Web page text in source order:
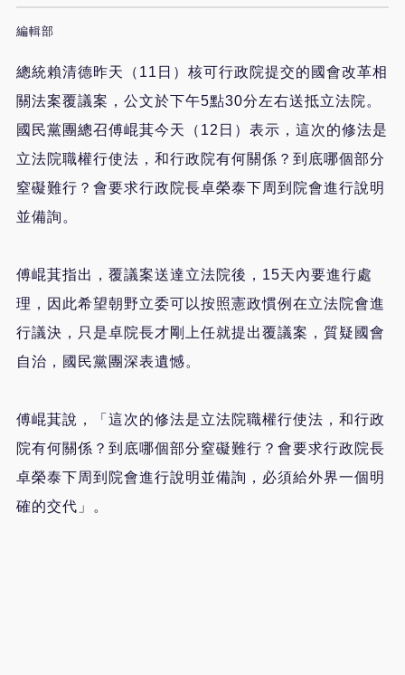
編輯部
總統賴清德昨天（11日）核可行政院提交的國會改革相
關法案覆議案，公文於下午5點30分左右送抵立法院。
國民黨團總召傅崐萁今天（12日）表示，這次的修法是
立法院職權行使法，和行政院有何關係？到底哪個部分
窒礙難行？會要求行政院長卓榮泰下周到院會進行說明
並備詢。
傅崐萁指出，覆議案送達立法院後，15天內要進行處
理，因此希望朝野立委可以按照憲政慣例在立法院會進
行議決，只是卓院長才剛上任就提出覆議案，質疑國會
自治，國民黨團深表遺憾。
傅崐萁說，「這次的修法是立法院職權行使法，和行政
院有何關係？到底哪個部分窒礙難行？會要求行政院長
卓榮泰下周到院會進行說明並備詢，必須給外界一個明
確的交代」。